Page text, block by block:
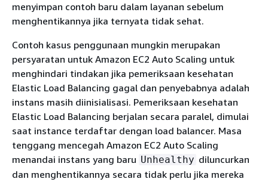
menyimpan contoh baru dalam layanan sebelum
menghentikannya jika ternyata tidak sehat.
Contoh kasus penggunaan mungkin merupakan
persyaratan untuk Amazon EC2 Auto Scaling untuk
menghindari tindakan jika pemeriksaan kesehatan
Elastic Load Balancing gagal dan penyebabnya adalah
instans masih diinisialisasi. Pemeriksaan kesehatan
Elastic Load Balancing berjalan secara paralel, dimulai
saat instance terdaftar dengan load balancer. Masa
tenggang mencegah Amazon EC2 Auto Scaling
menandai instans yang baru Unhealthy diluncurkan
dan menghentikannya secara tidak perlu jika mereka